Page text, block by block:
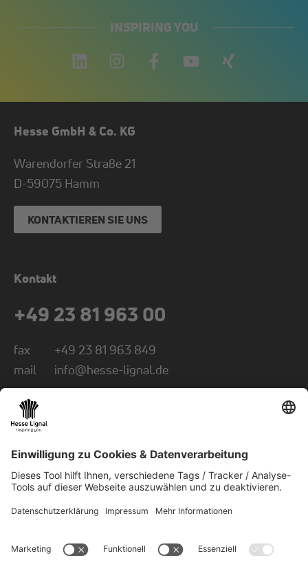
INSPIRING YOU
Hesse GmbH & Co. KG
Warendorfer Straße 21
D-59075 Hamm
KONTAKTIEREN SIE UNS
Kontakt
+49 23 81 963 00
fax
+49 23 81 963 849
mail
info@hesse-lignal.de
Newsletter
Monatliche News über innovative Produkte
Wählen Sie Ihr Themengebiet: Handwerk oder